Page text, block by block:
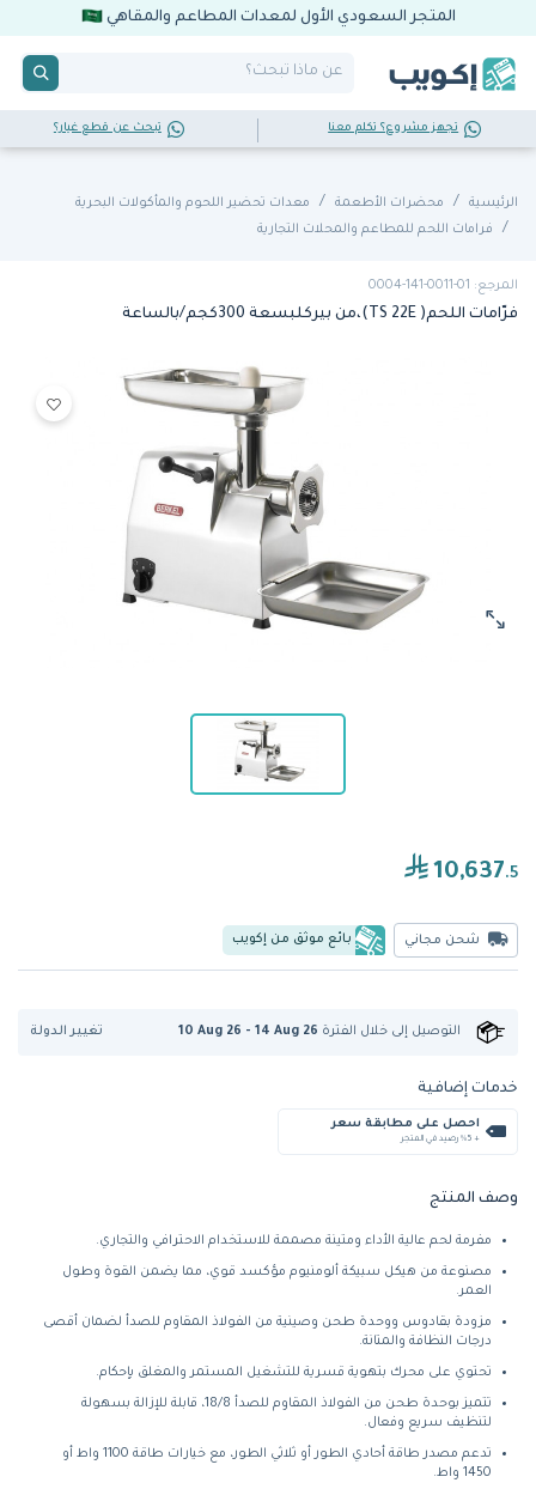
المتجر السعودي الأول لمعدات المطاعم والمقاهي
تجهز مشروع؟ تكلم معنا تبحث عن قطع غيار؟
الرئيسية محضرات الأطعمة
معدات تحضير اللحوم والمأكولات البحرية
فرامات اللحم للمطاعم والمحلات التجارية
المرجع: 01-0011-141-0004
فرّامات اللحم( TS 22E)،من بيركلبسعة 300كجم/بالساعة
10,637.5
شحن مجاني بائع موثق من إكويب
التوصيل إلى خلال الفترة 10 Aug 26 - 14 Aug 26 تغيير الدولة
خدمات إضافية
احصل على مطابقة سعر
+ %5 رصيد في المتجر
وصف المنتج
مفرمة لحم عالية الأداء ومتينة مصممة للاستخدام الاحترافي والتجاري.
مصنوعة من هيكل سبيكة ألومنيوم مؤكسد قوي، مما يضمن القوة وطول
العمر.
مزودة بقادوس ووحدة طحن وصينية من الفولاذ المقاوم للصدأ لضمان أقصى
درجات النظافة والمتانة.
تحتوي على محرك بتهوية قسرية للتشغيل المستمر والمغلق بإحكام.
تتميز بوحدة طحن من الفولاذ المقاوم للصدأ 18/8، قابلة للإزالة بسهولة
لتنظيف سريع وفعال.
تدعم مصدر طاقة أحادي الطور أو ثلاثي الطور، مع خيارات طاقة 1100 واط أو
1450 واط.